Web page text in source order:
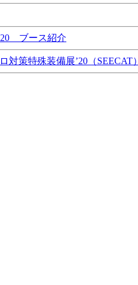
ブース紹介
策特殊装備展’20（SEECAT）